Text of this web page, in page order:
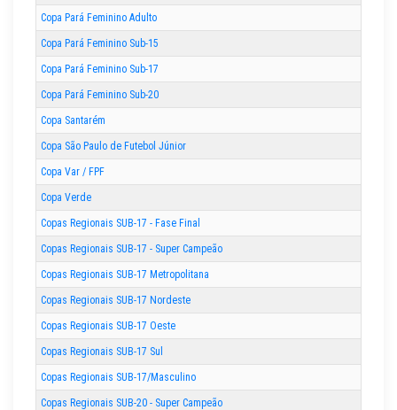
Copa Pará Feminino Adulto
Copa Pará Feminino Sub-15
Copa Pará Feminino Sub-17
Copa Pará Feminino Sub-20
Copa Santarém
Copa São Paulo de Futebol Júnior
Copa Var / FPF
Copa Verde
Copas Regionais SUB-17 - Fase Final
Copas Regionais SUB-17 - Super Campeão
Copas Regionais SUB-17 Metropolitana
Copas Regionais SUB-17 Nordeste
Copas Regionais SUB-17 Oeste
Copas Regionais SUB-17 Sul
Copas Regionais SUB-17/Masculino
Copas Regionais SUB-20 - Super Campeão